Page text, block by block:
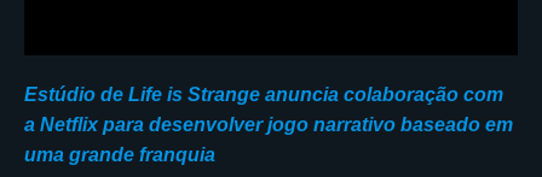
Estúdio de Life is Strange anuncia colaboração com
a Netflix para desenvolver jogo narrativo baseado em
uma grande franquia